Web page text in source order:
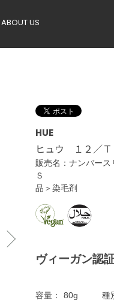
ABOUT US
HUE
ヒュウ １２／Ｔ
販売名：ナンバー
Ｓ
品＞染毛剤
ヴィーガン認
容量 80g 種